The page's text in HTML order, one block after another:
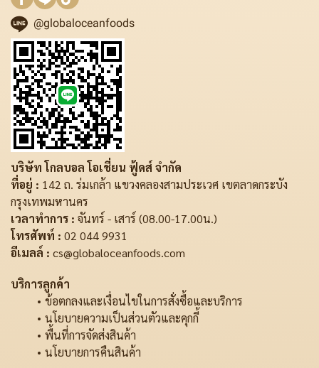
@globaloceanfoods
บริษัท โกลบอล โอเชี่ยน ฟู้ดส์ จำกัด
ที่อยู่ : 142 ถ. ร่มเกล้า แขวงคลองสามประเวศ เขตลาดกระบัง
กรุงเทพมหานคร
เวลาทำการ : จันทร์ - เสาร์ (08.00-17.00น.)
โทรศัพท์ : 02 044 9931
อีเมลล์ : cs@globaloceanfoods.com
บริการลูกค้า
ข้อตกลงและเงื่อนไขในการสั่งซื้อและบริการ
นโยบายความเป็นส่วนตัวและคุกกี้
พื้นที่การจัดส่งสินค้า
นโยบายการคืนสินค้า